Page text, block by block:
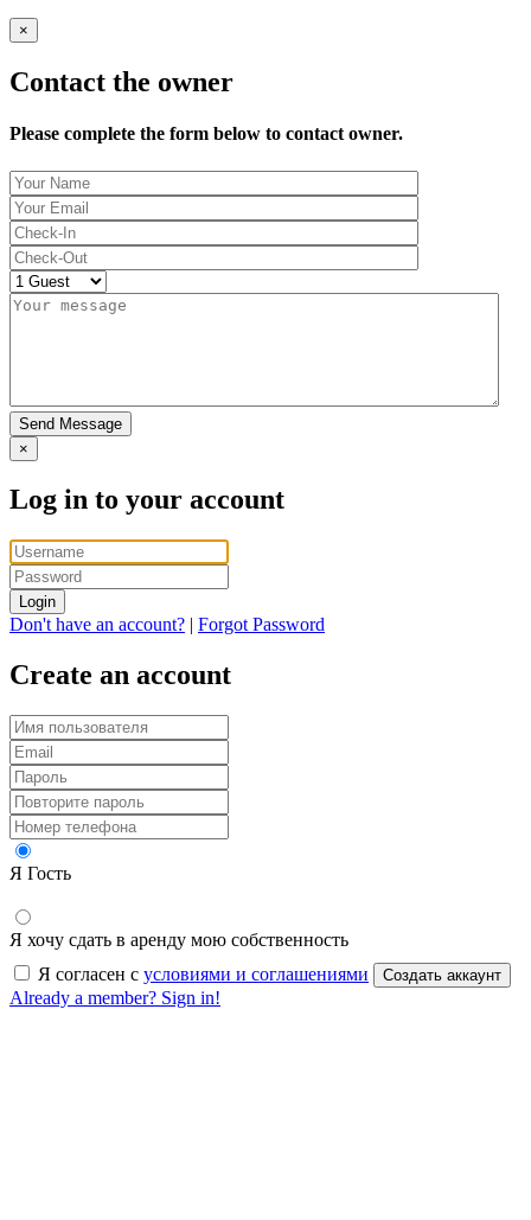
×
Contact the owner
Please complete the form below to contact owner.
Send Message
×
Log in to your account
Login
Don't have an account? | Forgot Password
Create an account
Я Гость
Я хочу сдать в аренду мою собственность
Я согласен с условиями и соглашениями Создать аккаунт
Already a member? Sign in!